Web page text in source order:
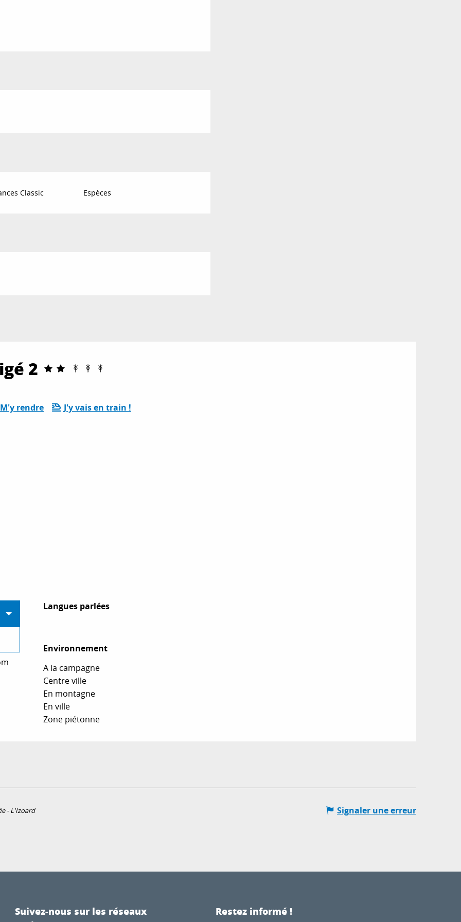
Classic Espèces
2
M'y rendre J'y vais en train !
Langues parlées
Langues parlées
Environnement
Environnement
A la campagne
Centre ville
En montagne
En ville
Zone piétonne
- L'Izoard Signaler une erreur
Suivez-nous sur les réseaux
Restez informé !